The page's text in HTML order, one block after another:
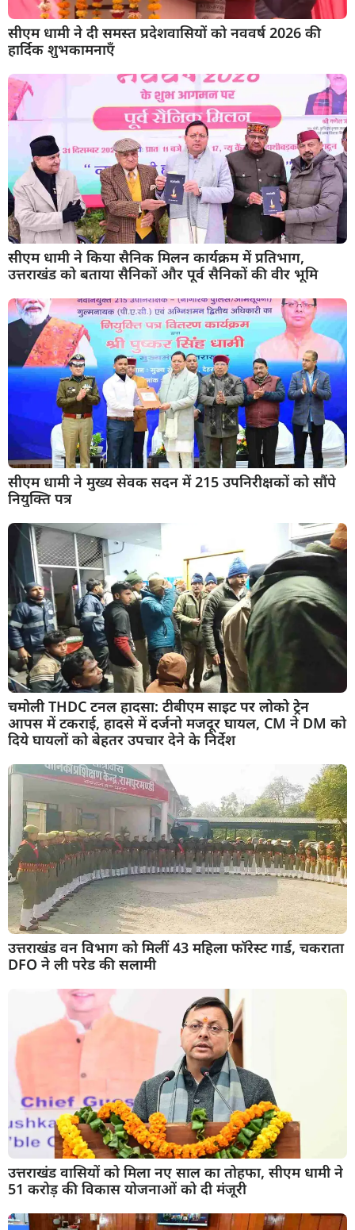
सीएम धामी ने दी समस्त प्रदेशवासियों को नववर्ष 2026 की
हार्दिक शुभकामनाएँ
सीएम धामी ने किया सैनिक मिलन कार्यक्रम में प्रतिभाग,
उत्तराखंड को बताया सैनिकों और पूर्व सैनिकों की वीर भूमि
सीएम धामी ने मुख्य सेवक सदन में 215 उपनिरीक्षकों को सौंपे
नियुक्ति पत्र
चमोली THDC टनल हादसा: टीबीएम साइट पर लोको ट्रेन
आपस में टकराई, हादसे में दर्जनो मजदूर घायल, CM ने DM को
दिये घायलों को बेहतर उपचार देने के निर्देश
उत्तराखंड वन विभाग को मिलीं 43 महिला फॉरेस्ट गार्ड, चकराता
DFO ने ली परेड की सलामी
उत्तराखंड वासियों को मिला नए साल का तोहफा, सीएम धामी ने
51 करोड़ की विकास योजनाओं को दी मंजूरी